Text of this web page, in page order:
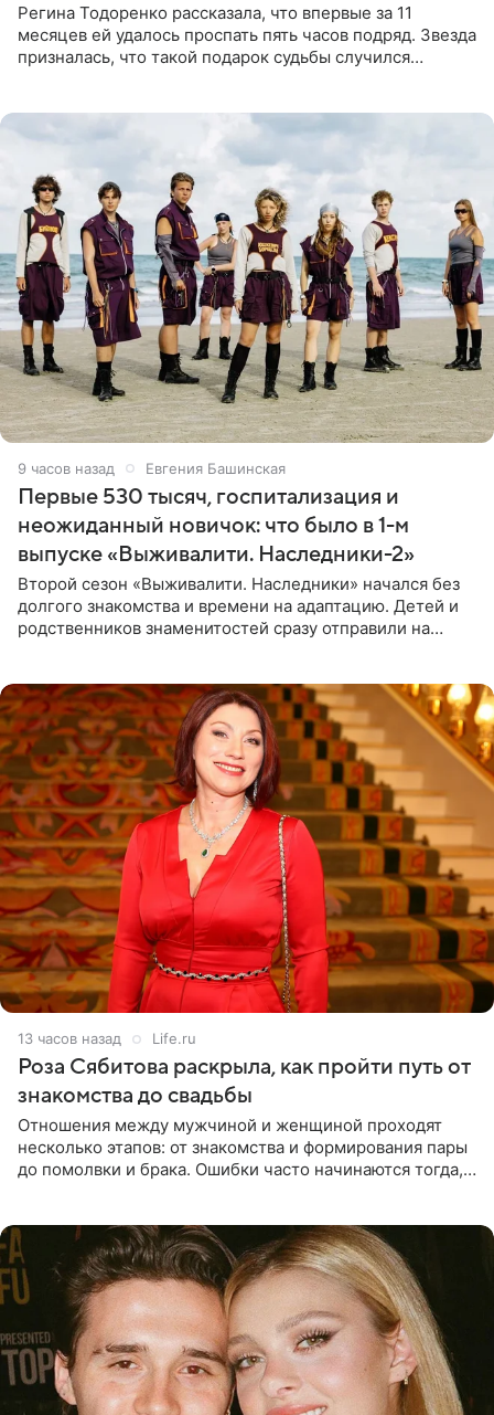
Регина Тодоренко рассказала, что впервые за 11
месяцев ей удалось проспать пять часов подряд. Звезда
призналась, что такой подарок судьбы случился
9 часов назад Евгения Башинская
Первые 530 тысяч, госпитализация и
неожиданный новичок: что было в 1-м
выпуске «Выживалити. Наследники-2»
Второй сезон «Выживалити. Наследники» начался без
долгого знакомства и времени на адаптацию. Детей и
родственников знаменитостей сразу отправили на
13 часов назад Life.ru
Роза Сябитова раскрыла, как пройти путь от
знакомства до свадьбы
Отношения между мужчиной и женщиной проходят
несколько этапов: от знакомства и формирования пары
до помолвки и брака. Ошибки часто начинаются тогда,